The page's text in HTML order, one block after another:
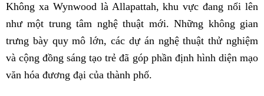
Không xa Wynwood là Allapattah, khu vực đang nổi lên
như một trung tâm nghệ thuật mới. Những không gian
trưng bày quy mô lớn, các dự án nghệ thuật thử nghiệm
và cộng đồng sáng tạo trẻ đã góp phần định hình diện mạo
văn hóa đương đại của thành phố.